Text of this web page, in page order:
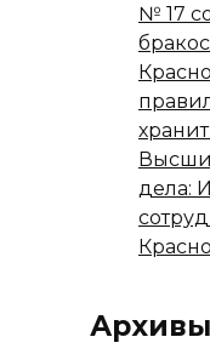
№ 17
дела:
Архивы